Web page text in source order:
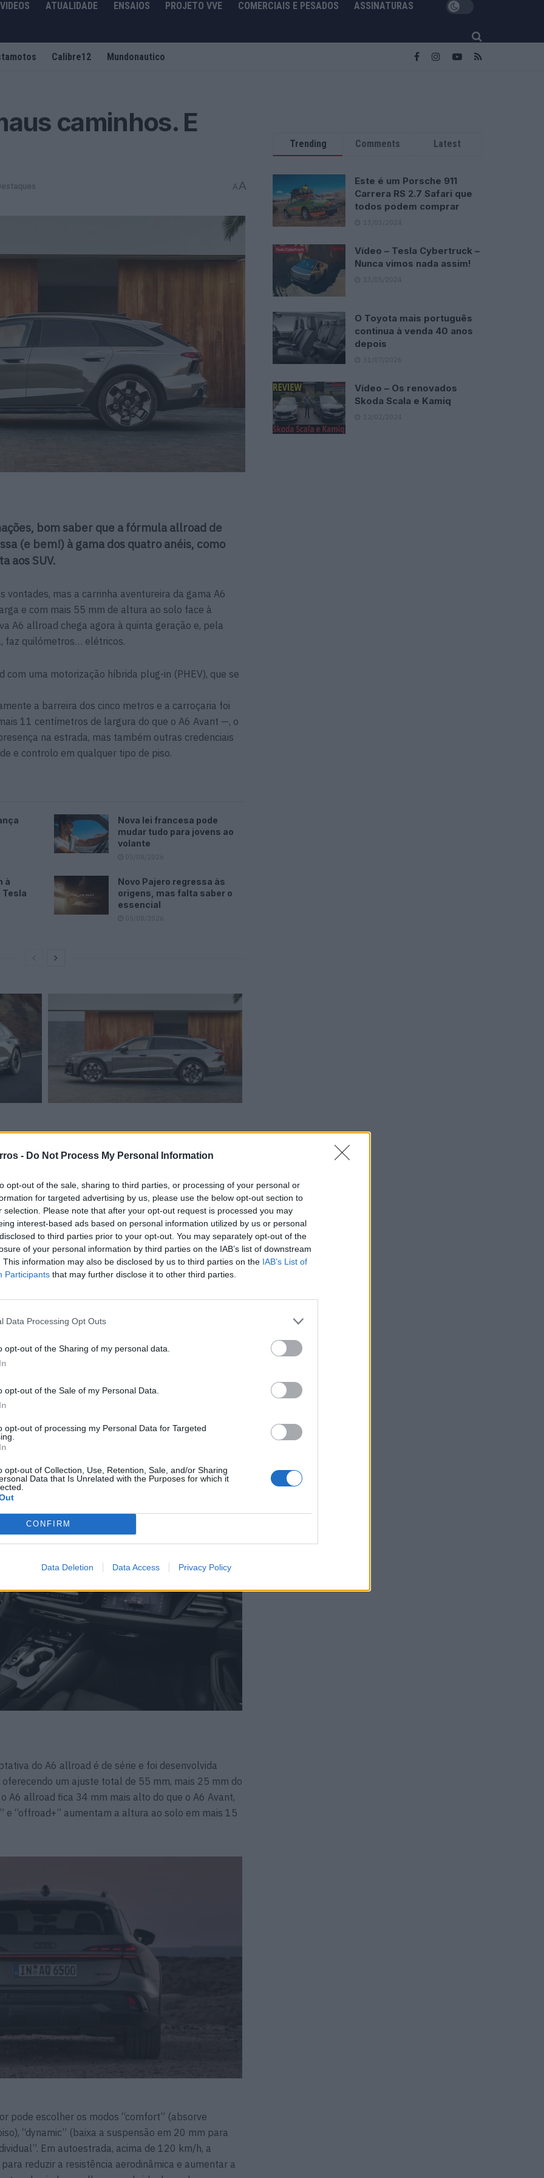
- Do Not Process My Personal Information
opt-out of the sale, sharing to third parties, or processing of your personal or
for targeted advertising by us, please use the below opt-out section to
selection. Please note that after your opt-out request is processed you may
interest-based ads based on personal information utilized by us or personal
to third parties prior to your opt-out. You may separately opt-out of the
of your personal information by third parties on the IAB’s list of downstream
This information may also be disclosed by us to third parties on the IAB’s List of
Participants that may further disclose it to other third parties.
Data Processing Opt Outs
opt-out of the Sharing of my personal data.
opt-out of the Sale of my Personal Data.
opt-out of processing my Personal Data for Targeted
opt-out of Collection, Use, Retention, Sale, and/or Sharing
Data that Is Unrelated with the Purposes for which it
CONFIRM
Data Deletion Data Access Privacy Policy
VIDEOS ATUALIDADE ENSAIOS PROJETO VVE COMERCIAIS E PESADOS ASSINATURAS
Calibre12 Mundonautico
caminhos. E
AA
bom saber que a fórmula allroad de
(e bem!) à gama dos quatro anéis, como
aos SUV.
vontades, mas a carrinha aventureira da gama A6
e com mais 55 mm de altura ao solo face à
A6 allroad chega agora à quinta geração e, pela
faz quilómetros… elétricos.
com uma motorização híbrida plug-in (PHEV), que se
a barreira dos cinco metros e a carroçaria foi
11 centímetros de largura do que o A6 Avant —, o
na estrada, mas também outras credenciais
e controlo em qualquer tipo de piso.
Nova lei francesa pode
mudar tudo para jovens ao
volante
à
Tesla
Novo Pajero regressa às
origens, mas falta saber o
essencial
e flexível, igualando o conforto das versões
os ocupantes, sem comprometer o espaço para
nas versões com teto de abrir panorâmico. Ja á
litros (valores ligeiramente inferiores na versão
de reboque atinge uns impressionantes 2.500 kg
Avant.
na plataforma PPC para os novos modelos Audi
isso não está disponível numa e-tron 100%
são eletrificadas. O motor 3.0 V6 TDI mantém-se
plus de 48 volts, ajudado por um compressor
binário sempre disponíveis, com consumos contidos
Melhor ainda: o sprint dos 0 aos 100 km/h é
a grande estreia do novo allroad é a motorização
bloco a gasolina 2.0 TFSI com um motor elétrico de
e 500 Nm. Graças a uma bateria de iões de lítio
kWh líquidos), o A6 allroad e-hybrid consegue
elétrico.
do A6 allroad é de série e foi desenvolvida
um ajuste total de 55 mm, mais 25 mm do
A6 allroad fica 34 mm mais alto do que o A6 Avant,
e “offroad+” aumentam a altura ao solo em mais 15
pode escolher os modos “comfort” (absorve
“dynamic” (baixa a suspensão em 20 mm para
Em autoestrada, acima de 120 km/h, a
reduzir a resistência aerodinâmica e aumentar a
Trending Comments Latest
Este é um Porsche 911
Carrera RS 2.7 Safari que
todos podem comprar
13/03/2024
Vídeo – Tesla Cybertruck –
Nunca vimos nada assim!
13/05/2024
O Toyota mais português
continua à venda 40 anos
depois
31/07/2026
Vídeo – Os renovados
Skoda Scala e Kamiq
12/02/2024